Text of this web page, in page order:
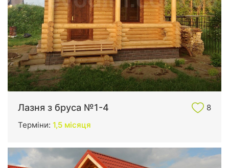
Лазня з бруса №1-4
8
Терміни: 1,5 місяця